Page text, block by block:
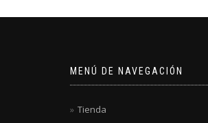
MENÚ DE NAVEGACIÓN
Tienda